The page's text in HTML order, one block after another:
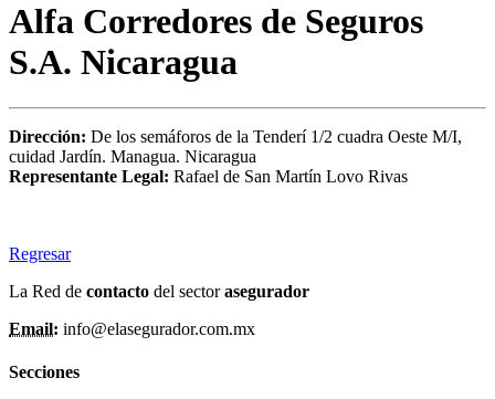
Alfa Corredores de Seguros
S.A. Nicaragua
Dirección: De los semáforos de la Tenderí 1/2 cuadra Oeste M/I,
cuidad Jardín. Managua. Nicaragua
Representante Legal: Rafael de San Martín Lovo Rivas
Regresar
La Red de contacto del sectorasegurador
Email: info@elasegurador.com.mx
Secciones